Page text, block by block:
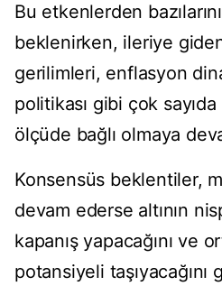
Bu etkenlerden
beklenirken, ileriye
gerilimleri, enflasyon
politikası gibi çok
ölçüde bağlı olmaya
Konsensüs beklentiler,
devam ederse altının
kapanış yapacağını ve
potansiyeli taşıyacağını